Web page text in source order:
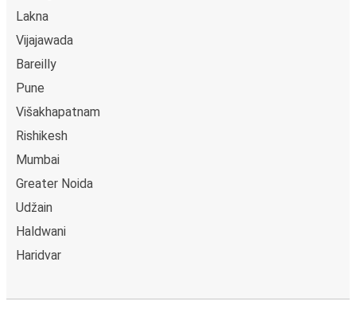
Lakna
Vijajawada
Bareilly
Pune
Višakhapatnam
Rishikesh
Mumbai
Greater Noida
Udžain
Haldwani
Haridvar